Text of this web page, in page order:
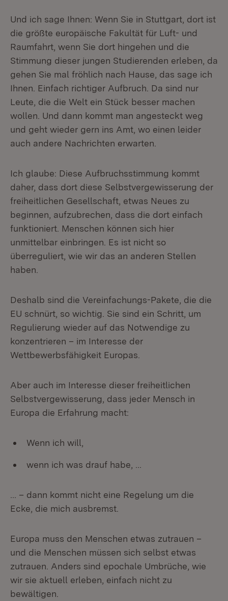
Und ich sage Ihnen: Wenn Sie in Stuttgart, dort ist
die größte europäische Fakultät für Luft- und
Raumfahrt, wenn Sie dort hingehen und die
Stimmung dieser jungen Studierenden erleben, da
gehen Sie mal fröhlich nach Hause, das sage ich
Ihnen. Einfach richtiger Aufbruch. Da sind nur
Leute, die die Welt ein Stück besser machen
wollen. Und dann kommt man angesteckt weg
und geht wieder gern ins Amt, wo einen leider
auch andere Nachrichten erwarten.
Ich glaube: Diese Aufbruchsstimmung kommt
daher, dass dort diese Selbstvergewisserung der
freiheitlichen Gesellschaft, etwas Neues zu
beginnen, aufzubrechen, dass die dort einfach
funktioniert. Menschen können sich hier
unmittelbar einbringen. Es ist nicht so
überreguliert, wie wir das an anderen Stellen
haben.
Deshalb sind die Vereinfachungs-Pakete, die die
EU schnürt, so wichtig. Sie sind ein Schritt, um
Regulierung wieder auf das Notwendige zu
konzentrieren – im Interesse der
Wettbewerbsfähigkeit Europas.
Aber auch im Interesse dieser freiheitlichen
Selbstvergewisserung, dass jeder Mensch in
Europa die Erfahrung macht:
Wenn ich will,
wenn ich was drauf habe, …
… – dann kommt nicht eine Regelung um die
Ecke, die mich ausbremst.
Europa muss den Menschen etwas zutrauen –
und die Menschen müssen sich selbst etwas
zutrauen. Anders sind epochale Umbrüche, wie
wir sie aktuell erleben, einfach nicht zu
bewältigen.